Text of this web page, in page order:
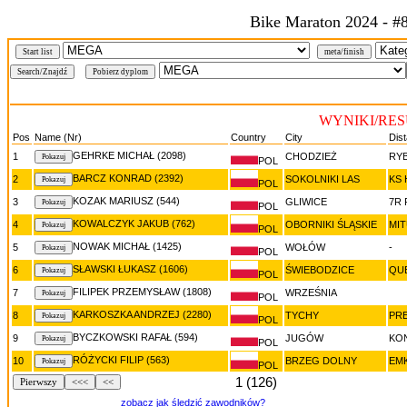
Bike Maraton 2024 -
Start list meta/finish
WYNIKI/
Pos Name (Nr) Country City
1
GEHRKE MICHAŁ (2098) POL CHODZIEŻ
2 BARCZ KONRAD (2392) POL SOKOLNIKI LAS KS
3 KOZAK MARIUSZ (544) POL GLIWICE 7R
4 KOWALCZYK JAKUB (762) POL OBORNIKI ŚLĄSKIE
5 NOWAK MICHAŁ (1425) POL WOŁÓW -
6 SŁAWSKI ŁUKASZ (1606) POL ŚWIEBODZICE
7 FILIPEK PRZEMYSŁAW (1808) POL WRZEŚNIA
8 KARKOSZKA ANDRZEJ (2280) POL TYCHY
9 BYCZKOWSKI RAFAŁ (594) POL JUGÓW
10 RÓŻYCKI FILIP (563) POL BRZEG DOLNY
Pierwszy <<< << 1 (126)
zobacz jak śledzić zawodników?